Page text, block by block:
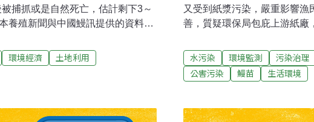
捕抓或是自然死亡，估計剩下3～
養殖新聞與中國鰻訊提供的資料顯
為0.3～0.5％。5月22日，劉富光
出，平均可生百萬顆卵，假設孵
工種苗生產尚未建立，因此養殖
環境經濟 土地利用
又受到紙漿污染，嚴重影響
善，質疑環保局包庇上游紙廠
成水質污染，由於紙漿會卡在
民必須重新買網架設，就算捕
民作業困難，成本增加，收入
接受；漁民許世昌則痛批環保
水污染 環境監測 污染治理
公害污染
鰻苗 生活環境